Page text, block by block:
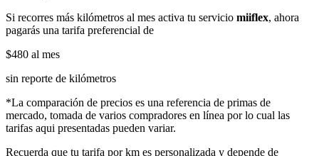
Si recorres más kilómetros al mes activa tu servicio miiflex, ahora
pagarás una tarifa preferencial de
$480 al mes
sin reporte de kilómetros
*La comparación de precios es una referencia de primas de
mercado, tomada de varios compradores en línea por lo cual las
tarifas aqui presentadas pueden variar.
Recuerda que tu tarifa por km es personalizada y depende de